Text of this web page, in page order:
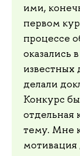
ими,
первом
процессе
оказались
известных
делали
Конкурс
отдельная
тему. Мне
мотивация